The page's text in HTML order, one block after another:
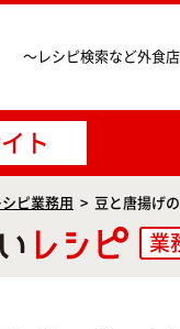
〜レシピ検索など外食
ト
ピ業務用 豆と唐揚げ
業